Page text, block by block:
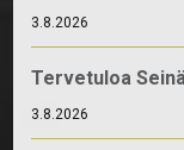
3.8.2026
Tervetuloa
3.8.2026